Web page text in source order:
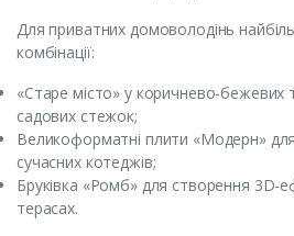
Для приватних домоволодінь
комбінації:
«Старе місто» у коричнево-бежевих
садових стежок;
Великоформатні плити «Модерн» для
сучасних котеджів;
Бруківка «Ромб» для створення 3D-
терасах.